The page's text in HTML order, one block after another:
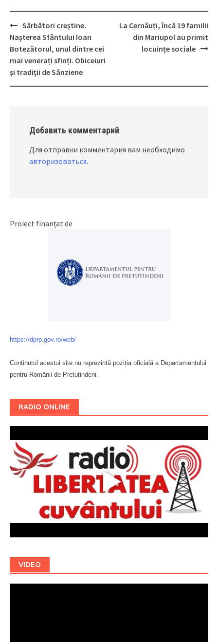
Post
navigation
Sărbători creştine.
Nașterea Sfântului Ioan
Botezătorul, unul dintre cei
mai venerați sfinți. Obiceiuri
și tradiţii de Sânziene
La Cernăuți, încă 19 familii
din Mariupol au primit
locuințe sociale
Добавить комментарий
Для отправки комментария вам необходимо
авторизоваться.
Proiect finanțat de
https://dprp.gov.ro/web/
Conținutul acestui site nu reprezintă poziția oficială a Departamentului
pentru Românii de Pretutindeni.
RADIO ONLINE
VIDEO